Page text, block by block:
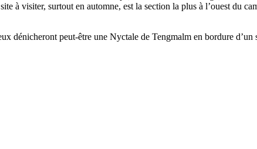
à visiter, surtout en automne, est la section la plus à l’ouest du
dénicheront peut-être une Nyctale de Tengmalm en bordure d’un